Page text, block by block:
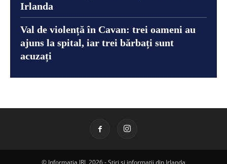
Irlanda
Val de violență în Cavan: trei oameni au
ajuns la spital, iar trei bărbați sunt
acuzați